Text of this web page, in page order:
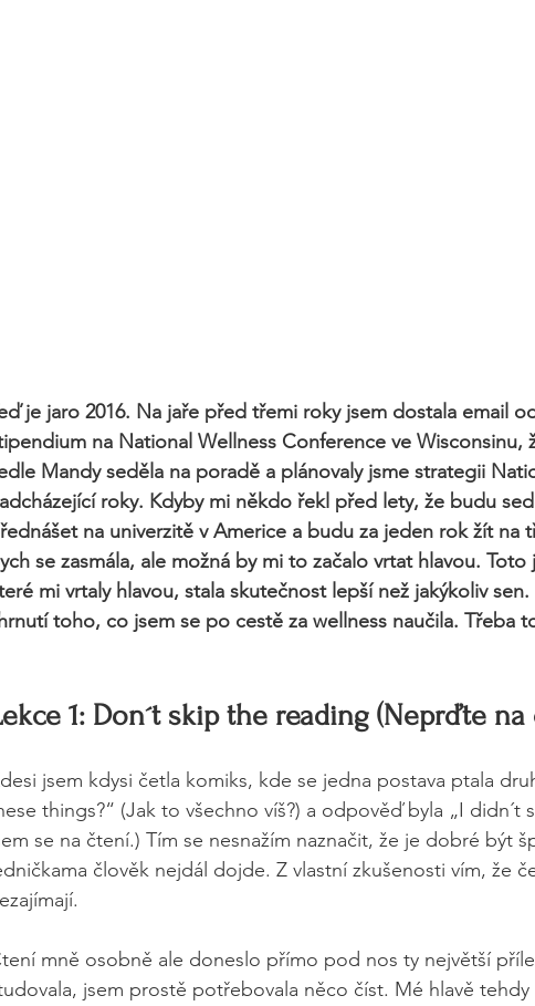
je jaro 2016. Na jaře před třemi roky jsem dostala email
na National Wellness Conference ve Wisconsinu,
Mandy seděla na poradě a plánovaly jsme strategii
roky. Kdyby mi někdo řekl před lety, že budu
na univerzitě v Americe a budu za jeden rok žít na
se zasmála, ale možná by mi to začalo vrtat hlavou.
mi vrtaly hlavou, stala skutečnost lepší než jakýkoliv
toho, co jsem se po cestě za wellness naučila. Třeba
1: Don´t skip the reading (Neprďte na
jsem kdysi četla komiks, kde se jedna postava ptala
things?“ (Jak to všechno víš?) a odpověď byla „I didn´t
se na čtení.) Tím se nesnažím naznačit, že je dobré být
člověk nejdál dojde. Z vlastní zkušenosti vím, že
mně osobně ale doneslo přímo pod nos ty největší
jsem prostě potřebovala něco číst. Mé hlavě